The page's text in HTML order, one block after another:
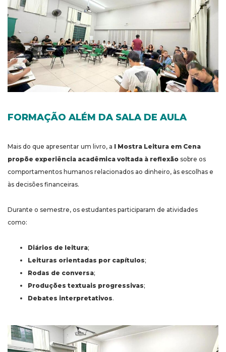
FORMAÇÃO ALÉM DA SALA DE AULA
Mais do que apresentar um livro, a I Mostra Leitura em Cena
propõe experiência acadêmica voltada à reflexão sobre os
comportamentos humanos relacionados ao dinheiro, às escolhas e
às decisões financeiras.
Durante o semestre, os estudantes participaram de atividades
como:
Diários de leitura;
Leituras orientadas por capítulos;
Rodas de conversa;
Produções textuais progressivas;
Debates interpretativos.